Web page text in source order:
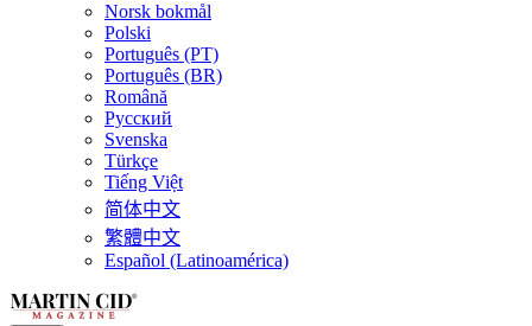
Norsk bokmål
Polski
Português (PT)
Português (BR)
Română
Русский
Svenska
Türkçe
Tiếng Việt
简体中文
繁體中文
Español (Latinoamérica)